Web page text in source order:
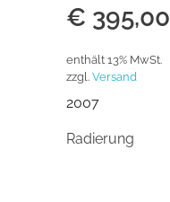
€ 395,00
enthält 13% MwSt.
zzgl. Versand
2007
Radierung